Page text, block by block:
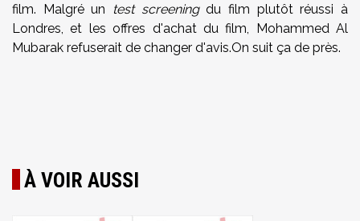
film. Malgré un
test screeningdu film plutôt réussi à
Londres, et les offres d'achat du film, Mohammed Al
Mubarak refuserait de changer d'avis.On suit ça de près.
À VOIR AUSSI